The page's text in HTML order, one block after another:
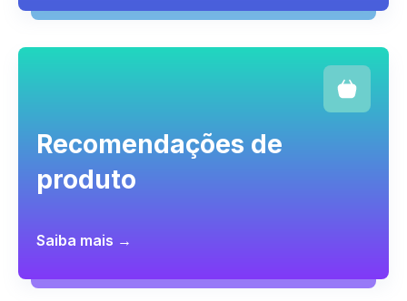
Recomendações de
produto
Saiba mais →